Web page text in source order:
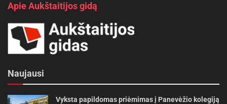
Apie Aukštaitijos gidą
Naujausi
Vyksta papildomas priėmimas į Panevėžio kolegiją